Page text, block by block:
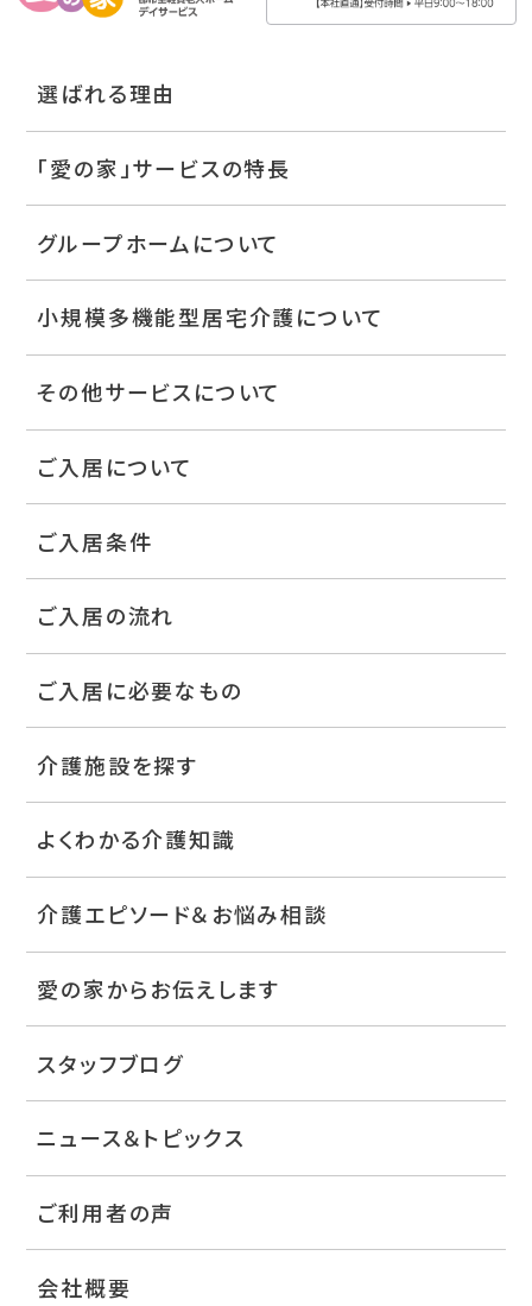
選ばれる理由
「愛の家」サービスの特長
グループホームについて
小規模多機能型居宅介護について
その他サービスについて
ご入居について
ご入居条件
ご入居の流れ
ご入居に必要なもの
介護施設を探す
よくわかる介護知識
介護エピソード＆お悩み相談
愛の家からお伝えします
スタッフブログ
ニュース＆トピックス
ご利用者の声
会社概要